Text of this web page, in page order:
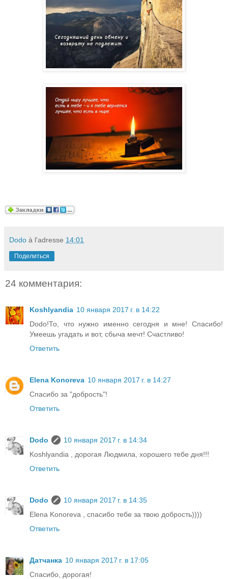
Dodo à l'adresse 14:01
Поделиться
24 комментария:
Koshlyandia 10 января 2017 г. в 14:22
Dodo!То, что нужно именно сегодня и мне! Спасибо!
Умеешь угадать и вот, сбыча мечт! Счастливо!
Ответить
Elena Konoreva 10 января 2017 г. в 14:27
Спасибо за "добрость"!
Ответить
Dodo
10 января 2017 г. в 14:34
Koshlyandia , дорогая Людмила, хорошего тебе дня!!!
Ответить
Dodo
10 января 2017 г. в 14:35
Elena Konoreva , спасибо тебе за твою добрость))))
Ответить
Датчанка 10 января 2017 г. в 17:05
Спасибо, дорогая!